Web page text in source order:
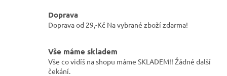
Doprava
Doprava od 29,-Kč Na vybrané zboží zdarma!
Vše máme skladem
Vše co vidíš na shopu máme SKLADEM!! Žádné další
čekání.